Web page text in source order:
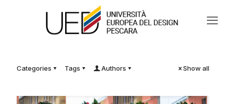
Categories Tags Authors Show all